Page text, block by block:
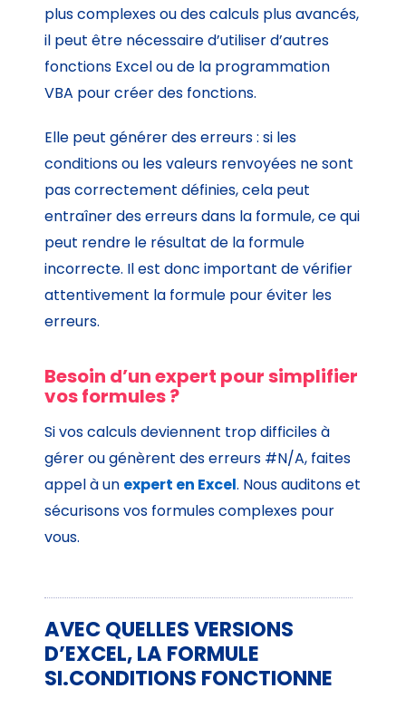
plus complexes ou des calculs plus avancés,
il peut être nécessaire d’utiliser d’autres
fonctions Excel ou de la programmation
VBA pour créer des fonctions.
Elle peut générer des erreurs : si les
conditions ou les valeurs renvoyées ne sont
pas correctement définies, cela peut
entraîner des erreurs dans la formule, ce qui
peut rendre le résultat de la formule
incorrecte. Il est donc important de vérifier
attentivement la formule pour éviter les
erreurs.
Besoin d’un expert pour simplifier
vos formules ?
Si vos calculs deviennent trop difficiles à
gérer ou génèrent des erreurs #N/A, faites
appel à un expert en Excel. Nous auditons et
sécurisons vos formules complexes pour
vous.
AVEC QUELLES VERSIONS
D’EXCEL, LA FORMULE
SI.CONDITIONS FONCTIONNE